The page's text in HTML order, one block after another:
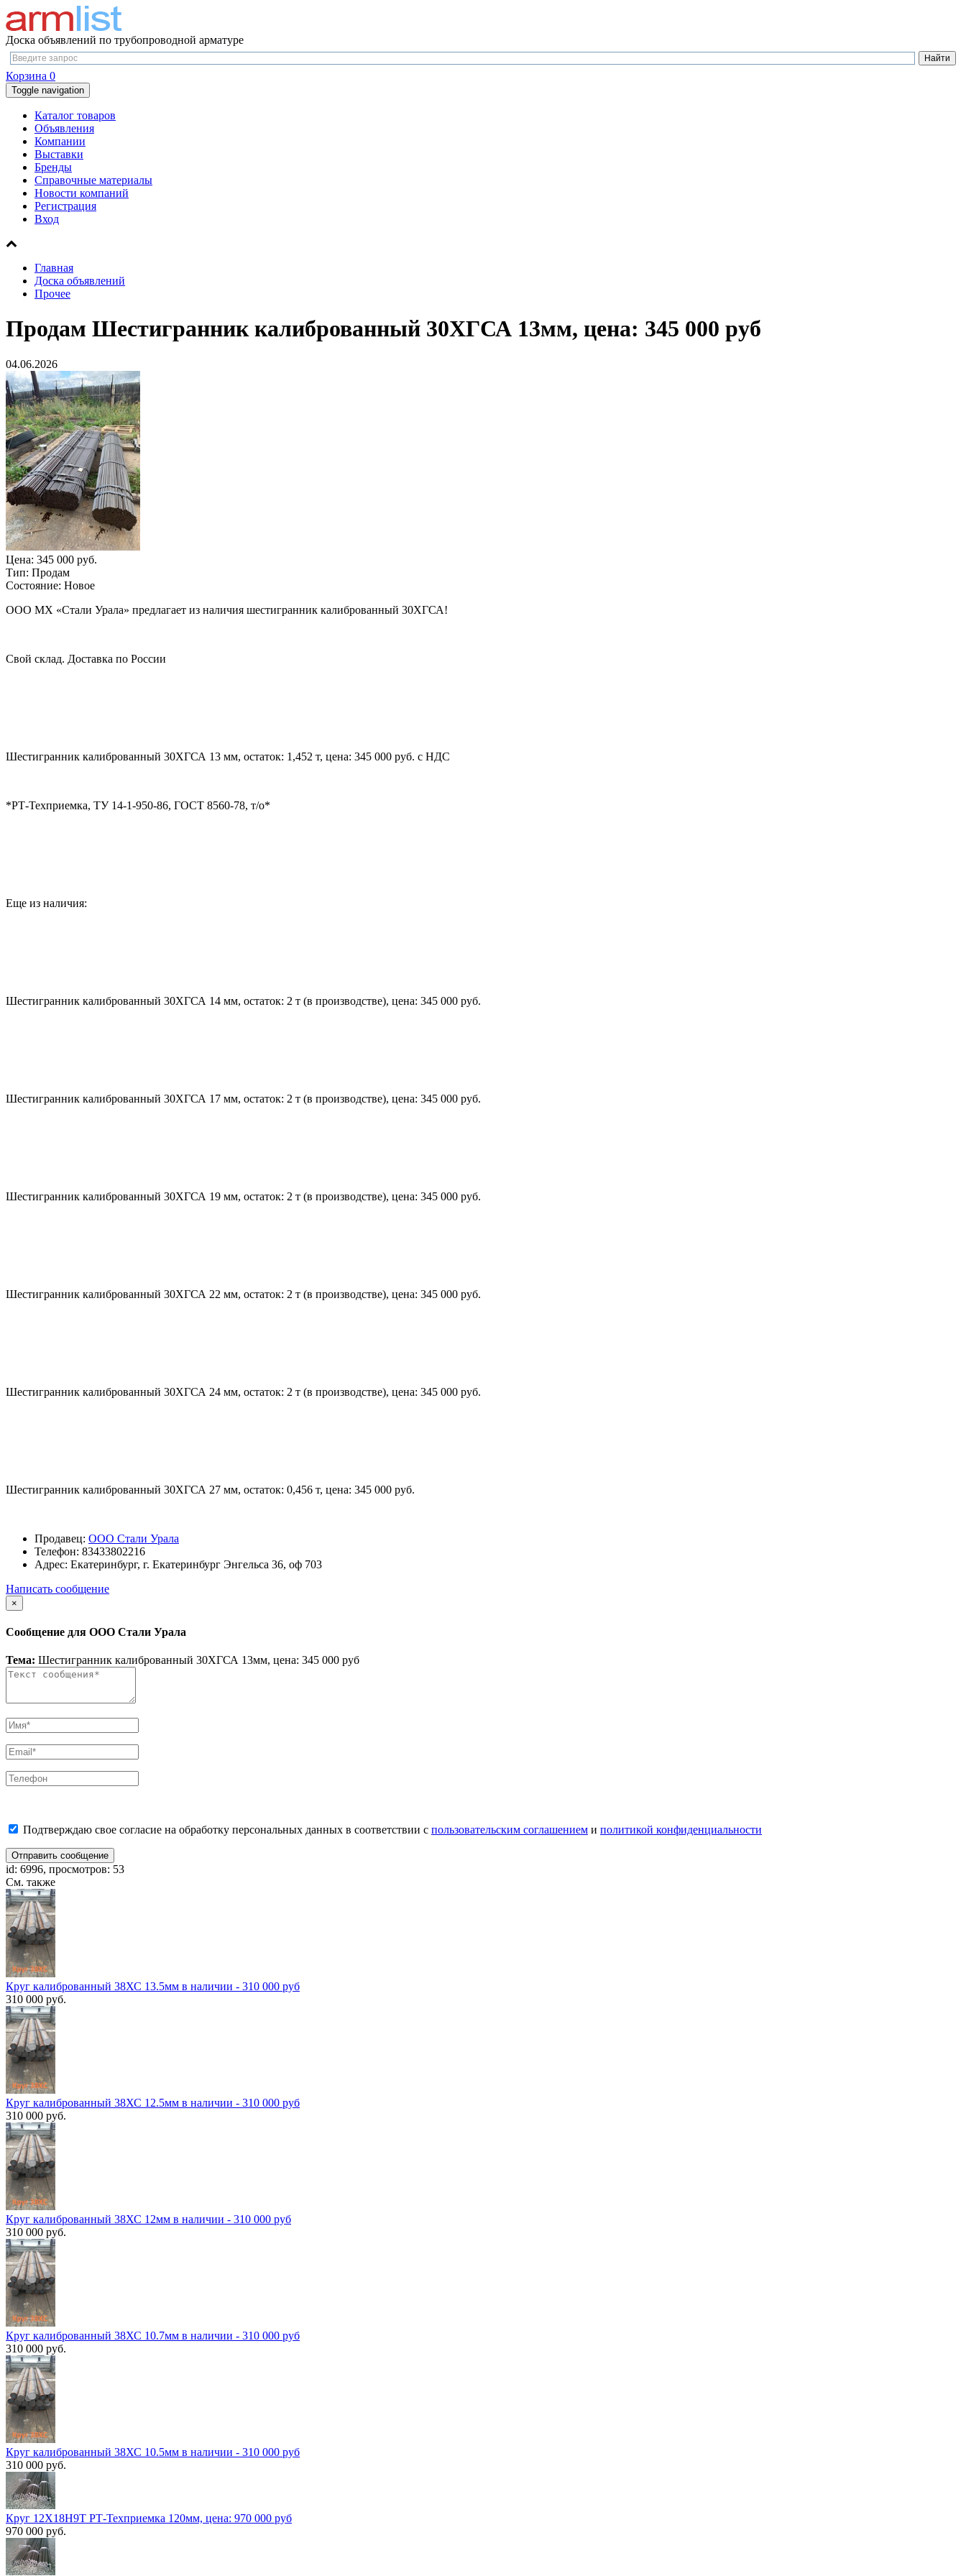
Доска объявлений по трубопроводной арматуре
Корзина 0
Toggle navigation
Каталог товаров
Объявления
Компании
Выставки
Бренды
Справочные материалы
Новости компаний
Регистрация
Вход
Главная
Доска объявлений
Прочее
Продам Шестигранник калиброванный 30ХГСА 13мм, цена: 345 000 руб
04.06.2026
Цена: 345 000 руб.
Тип: Продам
Состояние: Новое
ООО МХ «Стали Урала» предлагает из наличия шестигранник калиброванный 30ХГСА!
Свой склад. Доставка по России
Шестигранник калиброванный 30ХГСА 13 мм, остаток: 1,452 т, цена: 345 000 руб. с НДС
*РТ-Техприемка, ТУ 14-1-950-86, ГОСТ 8560-78, т/о*
Еще из наличия:
Шестигранник калиброванный 30ХГСА 14 мм, остаток: 2 т (в производстве), цена: 345 000 руб.
Шестигранник калиброванный 30ХГСА 17 мм, остаток: 2 т (в производстве), цена: 345 000 руб.
Шестигранник калиброванный 30ХГСА 19 мм, остаток: 2 т (в производстве), цена: 345 000 руб.
Шестигранник калиброванный 30ХГСА 22 мм, остаток: 2 т (в производстве), цена: 345 000 руб.
Шестигранник калиброванный 30ХГСА 24 мм, остаток: 2 т (в производстве), цена: 345 000 руб.
Шестигранник калиброванный 30ХГСА 27 мм, остаток: 0,456 т, цена: 345 000 руб.
Продавец: ООО Стали Урала
Телефон: 83433802216
Адрес: Екатеринбург, г. Екатеринбург Энгельса 36, оф 703
Написать сообщение
×
Сообщение для ООО Стали Урала
Тема: Шестигранник калиброванный 30ХГСА 13мм, цена: 345 000 руб
Подтверждаю свое согласие на обработку персональных данных в соответствии с пользовательским соглашением и политикой конфиденциальности
Отправить сообщение
id: 6996, просмотров: 53
См. также
Круг калиброванный 38ХС 13.5мм в наличии - 310 000 руб
310 000 руб.
Круг калиброванный 38ХС 12.5мм в наличии - 310 000 руб
310 000 руб.
Круг калиброванный 38ХС 12мм в наличии - 310 000 руб
310 000 руб.
Круг калиброванный 38ХС 10.7мм в наличии - 310 000 руб
310 000 руб.
Круг калиброванный 38ХС 10.5мм в наличии - 310 000 руб
310 000 руб.
Круг 12Х18Н9Т РТ-Техприемка 120мм, цена: 970 000 руб
970 000 руб.